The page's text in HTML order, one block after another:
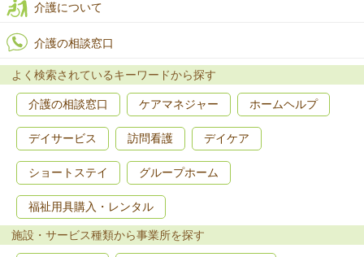
介護について
介護の相談窓口
よく検索されているキーワードから探す
介護の相談窓口 ケアマネジャー ホームヘルプ
デイサービス 訪問看護 デイケア
ショートステイ グループホーム
福祉用具購入・レンタル
施設・サービス種類から事業所を探す